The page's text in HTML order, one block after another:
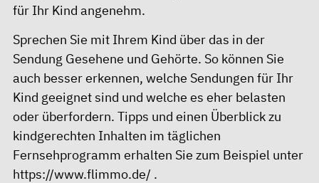
für Ihr Kind angenehm.
Sprechen Sie mit Ihrem Kind über das in der
Sendung Gesehene und Gehörte. So können Sie
auch besser erkennen, welche Sendungen für Ihr
Kind geeignet sind und welche es eher belasten
oder überfordern. Tipps und einen Überblick zu
kindgerechten Inhalten im täglichen
Fernsehprogramm erhalten Sie zum Beispiel unter
https://www.flimmo.de/ .